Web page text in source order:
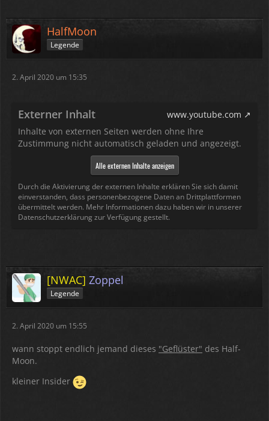
HalfMoon
Legende
2. April 2020 um 15:35
Externer Inhalt
www.youtube.com
Inhalte von externen Seiten werden ohne Ihre
Zustimmung nicht automatisch geladen und angezeigt.
Alle externen Inhalte anzeigen
Durch die Aktivierung der externen Inhalte erklären Sie sich damit
einverstanden, dass personenbezogene Daten an Drittplattformen
übermittelt werden. Mehr Informationen dazu haben wir in unserer
Datenschutzerklärung zur Verfügung gestellt.
[NWAC] Zoppel
Legende
2. April 2020 um 15:55
wann stoppt endlich jemand dieses "Geflüster" des Half-
Moon.
kleiner Insider